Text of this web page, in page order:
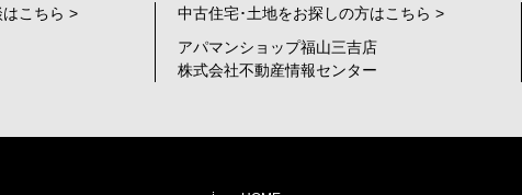
こちら >
中古住宅･土地をお探しの方はこちら >
アパマンショップ福山三吉店
株式会社不動産情報センター